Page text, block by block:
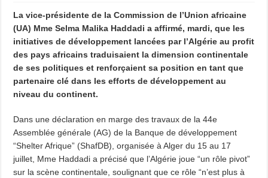
La vice-présidente de la Commission de l’Union africaine
(UA) Mme Selma Malika Haddadi a affirmé, mardi, que les
initiatives de développement lancées par l’Algérie au profit
des pays africains traduisaient la dimension continentale
de ses politiques et renforçaient sa position en tant que
partenaire clé dans les efforts de développement au
niveau du continent.
Dans une déclaration en marge des travaux de la 44e
Assemblée générale (AG) de la Banque de développement
“Shelter Afrique” (ShafDB), organisée à Alger du 15 au 17
juillet, Mme Haddadi a précisé que l’Algérie joue “un rôle pivot”
sur la scène continentale, soulignant que ce rôle “n’est plus à